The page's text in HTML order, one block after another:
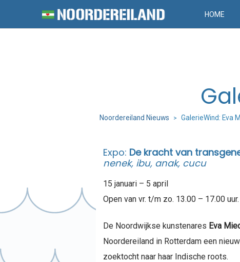
HOME
Noordereiland Nieuws > GalerieWind: Eva
Expo: De kracht van
nenek, ibu, anak, cucu
15 januari – 5 april
Open van vr. t/m zo. 13.00 – 17.00 uur.
De Noordwijkse kunstenares Eva
Noordereiland in Rotterdam een
zoektocht naar haar Indische roots.